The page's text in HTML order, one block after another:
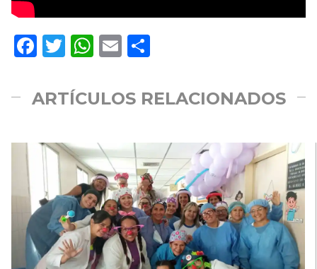
Facebook
Twitter
WhatsApp
Email
ARTÍCULOS RELACIONADOS